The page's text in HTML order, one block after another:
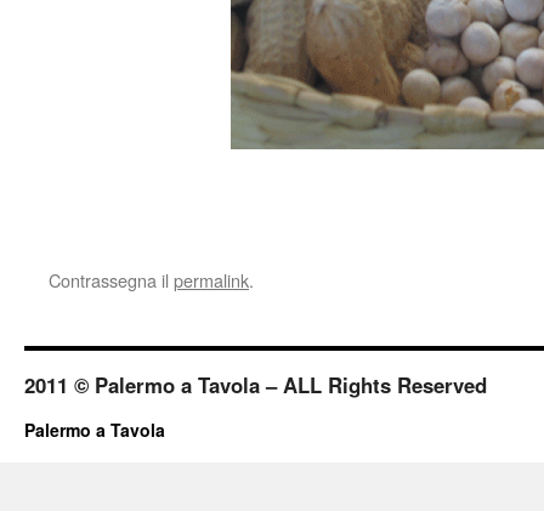
Contrassegna il permalink.
2011 © Palermo a Tavola – ALL Rights Reserved
Palermo a Tavola